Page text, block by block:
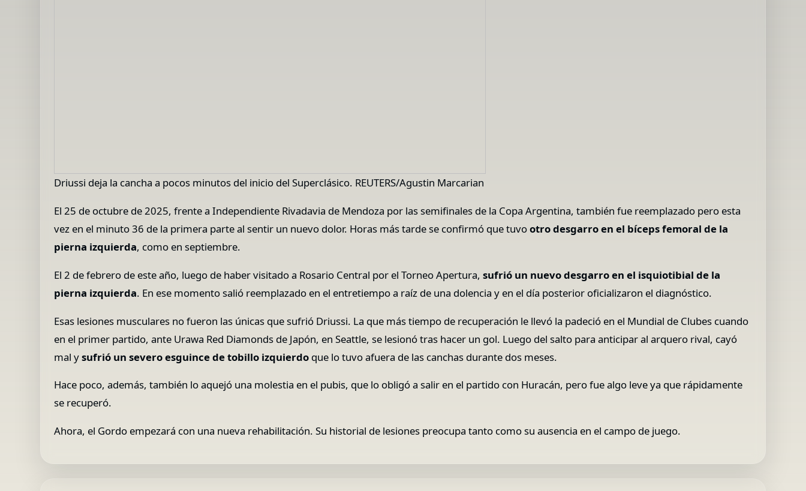
Driussi deja la cancha a pocos minutos del inicio del Superclásico. REUTERS/Agustin Marcarian
El 25 de octubre de 2025, frente a Independiente Rivadavia de Mendoza por las semifinales de la Copa Argentina, también fue reemplazado pero esta
vez en el minuto 36 de la primera parte al sentir un nuevo dolor. Horas más tarde se confirmó que tuvootro desgarro en el bíceps femoral de la
pierna izquierda, como en septiembre.
El 2 de febrero de este año, luego de haber visitado a Rosario Central por el Torneo Apertura,sufrió un nuevo desgarro en el isquiotibial de la
pierna izquierda. En ese momento salió reemplazado en el entretiempo a raíz de una dolencia y en el día posterior oficializaron el diagnóstico.
Esas lesiones musculares no fueron las únicas que sufrió Driussi. La que más tiempo de recuperación le llevó la padeció en el Mundial de Clubes cuando
en el primer partido, ante Urawa Red Diamonds de Japón, en Seattle, se lesionó tras hacer un gol. Luego del salto para anticipar al arquero rival, cayó
mal ysufrió un severo esguince de tobillo izquierdo que lo tuvo afuera de las canchas durante dos meses.
Hace poco, además, también lo aquejó una molestia en el pubis, que lo obligó a salir en el partido con Huracán, pero fue algo leve ya que rápidamente
se recuperó.
Ahora, el Gordo empezará con una nueva rehabilitación. Su historial de lesiones preocupa tanto como su ausencia en el campo de juego.